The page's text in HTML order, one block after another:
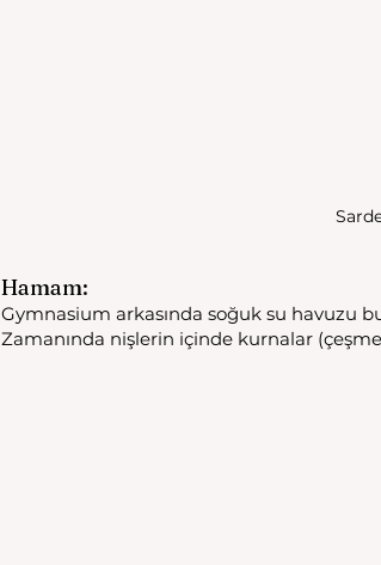
Hamam:
Gymnasium arkasında soğuk su havuzu
Zamanında nişlerin içinde kurnalar